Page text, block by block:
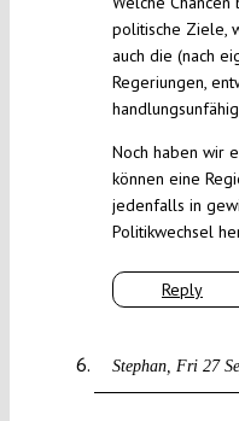
Reply
politische Ziele,
auch die (nach
Regeriungen,
Noch haben wir
können eine
jedenfalls in
Politikwechsel
Stephan Fri 27